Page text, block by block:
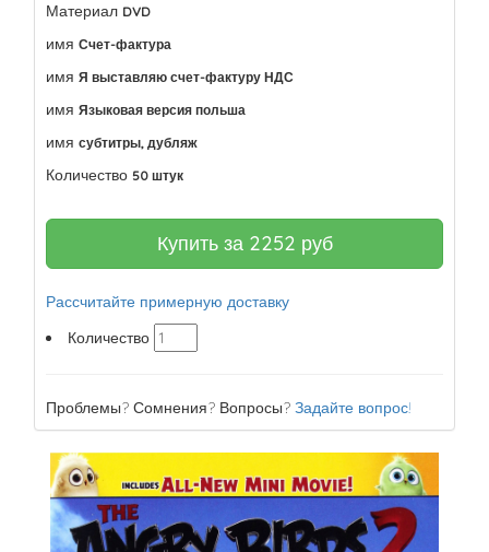
Материал DVD
имя Счет-фактура
имя Я выставляю счет-фактуру НДС
имя Языковая версия польша
имя субтитры, дубляж
Количество 50 штук
Купить за 2252 руб
Рассчитайте примерную доставку
Количество
Проблемы? Сомнения? Вопросы? Задайте вопрос!